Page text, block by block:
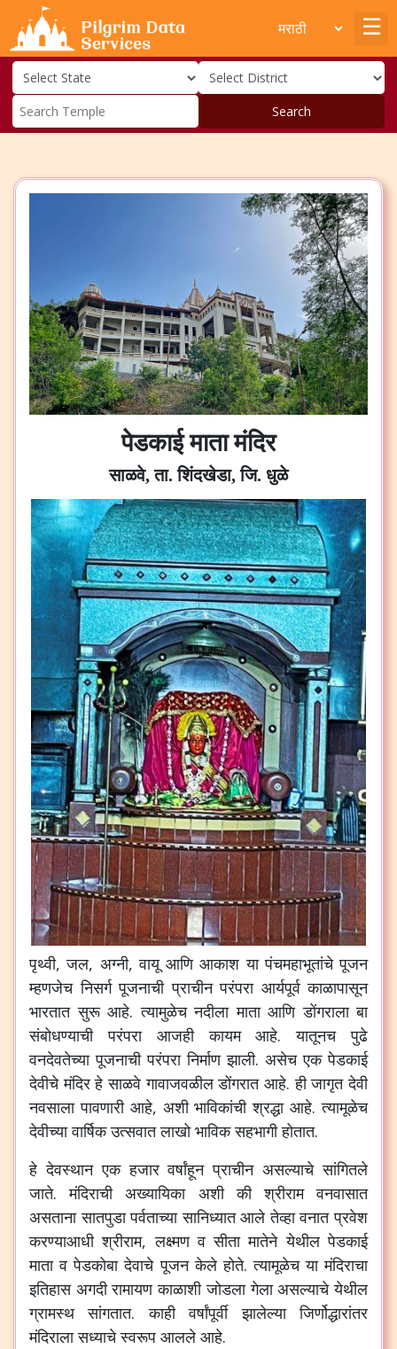
Search
पेडकाई माता मंदिर
साळवे, ता. शिंदखेडा, जि. धुळे
पृथ्वी,जल, अग्नी,वायू आणि आकाश या पंचमहाभूतांचे पूजन
म्हणजेच निसर्ग पूजनाची प्राचीन परंपरा आर्यपूर्व काळापासून
भारतात सुरू आहे.त्यामुळेच नदीला माता आणि डोंगराला बा
संबोधण्याची
परंपरा आजही कायम आहे.यातूनच
पुढे
वनदेवतेच्या पूजनाची परंपरा निर्माण झाली. असेच एक पेडकाई
देवीचे मंदिर हे साळवे गावाजवळील डोंगरात आहे.ही जागृत देवी
नवसाला पावणारी आहे, अशी भाविकांची श्रद्धा आहे.त्यामूळेच
देवीच्या वार्षिक उत्सवात लाखो भाविक सहभागी होतात.
हे देवस्थान एक हजार वर्षांहून प्राचीन असल्याचे सांगितले
जाते.मंदिराची अख्यायिका अशी की श्रीराम वनवासात
असताना सातपुडा पर्वताच्या सानिध्यात आले तेव्हा वनात प्रवेश
करण्याआधी श्रीराम,लक्ष्मण व सीता मातेने येथील पेडकाई
माता व पेडकोबा देवाचे पूजन केले होते.त्यामूळेच या मंदिराचा
इतिहास अगदी रामायण काळाशी जोडला गेला असल्याचे येथील
ग्रामस्थ
सांगतात.काही वर्षांपूर्वी झालेल्या
जिर्णोद्धारांतर
मंदिराला सध्याचे स्वरूप आलले आहे.